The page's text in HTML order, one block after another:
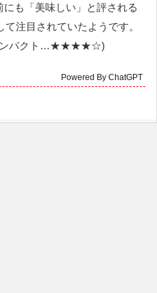
も「美味しい」と評される
注目されていたようです。
パクト…★★★★☆)
Powered By ChatGPT